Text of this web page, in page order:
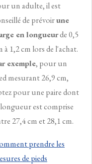
un adulte, il est
de prévoirune
en longueurde 0,5
à 1,2 cm lors de l'achat.
exemple, pour un
mesurant 26,9 cm,
pour une paire dont
est comprise
27,4 cm et 28,1 cm.
prendre les
de pieds